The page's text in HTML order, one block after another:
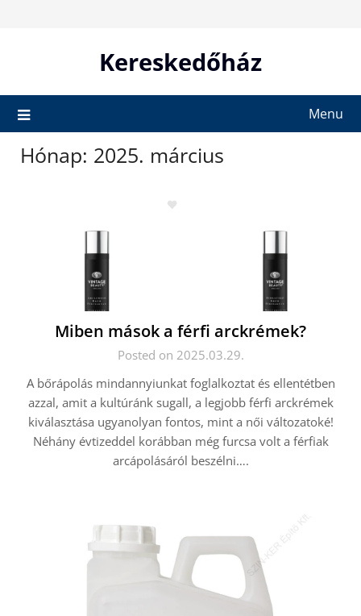
Kereskedőház
Menu
Hónap: 2025. március
Miben mások a férfi arckrémek?
Posted on 2025.03.29.
A bőrápolás mindannyiunkat foglalkoztat és ellentétben
azzal, amit a kultúránk sugall, a legjobb férfi arckrémek
kiválasztása ugyanolyan fontos, mint a női változatoké!
Néhány évtizeddel korábban még furcsa volt a férfiak
arcápolásáról beszélni….